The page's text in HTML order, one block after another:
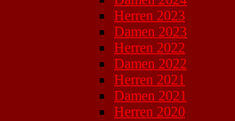
Herren 2023
Damen 2023
Herren 2022
Damen 2022
Herren 2021
Damen 2021
Herren 2020